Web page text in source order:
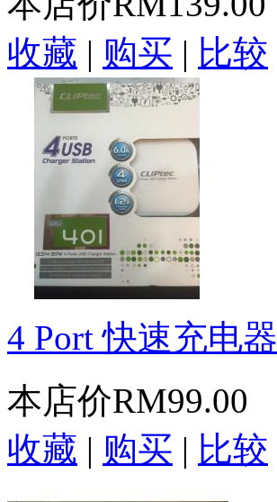
收藏 | 购买 | 比较
4 Port 快速充电器
本店价RM99.00
收藏 | 购买 | 比较